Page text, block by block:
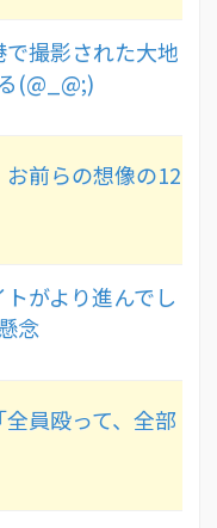
で撮影された大地
(@_@;)
お前らの想像の12
がより進んでし
念
全員殴って、全部